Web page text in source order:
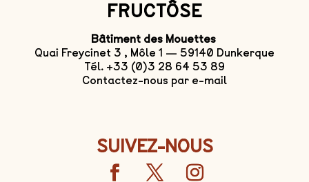
FRUCTÔSE
Bâtiment des Mouettes
Quai Freycinet 3 , Môle 1 — 59140 Dunkerque
Tél. +33 (0)3 28 64 53 89
Contactez-nous par e-mail
SUIVEZ-NOUS